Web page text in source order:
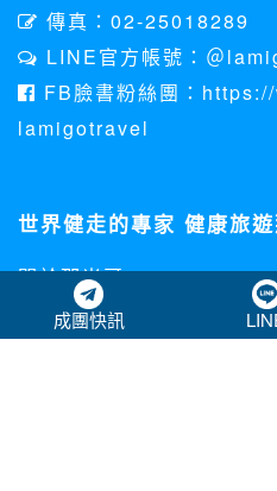
成團快訊
傳真：02-25018289
LINE官方帳號：＠
FB臉書粉絲團：
lamigotravel
世界健走的專家 健康旅
關於那米哥
個資法聲明
客訴處理專區